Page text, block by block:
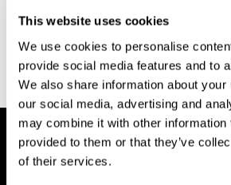
This website uses cookies
We use cookies to personalise
provide social media features and to
We also share information about
our social media, advertising and
may combine it with other information
provided to them or that they’ve
of their services.
Shatil E, Korczyn dC, Peretz C, et al. -
cognitivo en pacientes ancianos con
computarizado - El Alzheimer y a
Asociación de Alzheimer de 2008, cuatro